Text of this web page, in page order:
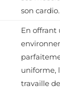
son cardio.
En offrant
uniforme,
travaille